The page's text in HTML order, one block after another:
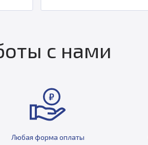
с нами
Любая форма оплаты